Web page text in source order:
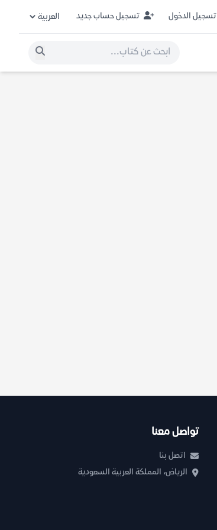
تسجيل الدخول تسجيل حساب جديد
تواصل معنا
اتصل بنا
الرياض، المملكة العربية السعودية